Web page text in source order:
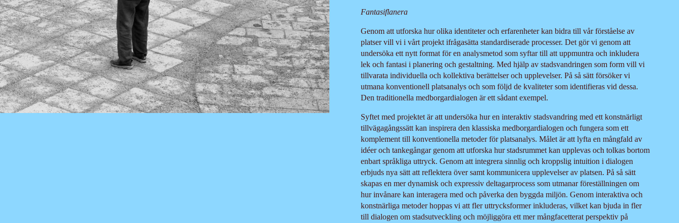
Fantasiflanera
Genom att utforska hur olika identiteter och erfarenheter kan bidra till vår förståelse av
platser vill vi i vårt projekt ifrågasätta standardiserade processer. Det gör vi genom att
undersöka ett nytt format för en analysmetod som syftar till att uppmuntra och inkludera
lek och fantasi i planering och gestaltning. Med hjälp av stadsvandringen som form vill vi
tillvarata individuella och kollektiva berättelser och upplevelser. På så sätt försöker vi
utmana konventionell platsanalys och som följd de kvaliteter som identifieras vid dessa.
Den traditionella medborgardialogen är ett sådant exempel.
Syftet med projektet är att undersöka hur en interaktiv stadsvandring med ett konstnärligt
tillvägagångssätt kan inspirera den klassiska medborgardialogen och fungera som ett
komplement till konventionella metoder för platsanalys. Målet är att lyfta en mångfald av
idéer och tankegångar genom att utforska hur stadsrummet kan upplevas och tolkas bortom
enbart språkliga uttryck. Genom att integrera sinnlig och kroppslig intuition i dialogen
erbjuds nya sätt att reflektera över samt kommunicera upplevelser av platsen. På så sätt
skapas en mer dynamisk och expressiv deltagarprocess som utmanar föreställningen om
hur invånare kan interagera med och påverka den byggda miljön. Genom interaktiva och
konstnärliga metoder hoppas vi att fler uttrycksformer inkluderas, vilket kan bjuda in fler
till dialogen om stadsutveckling och möjliggöra ett mer mångfacetterat perspektiv på